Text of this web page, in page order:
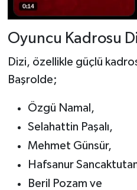
Oyuncu Kadrosu
Dizi, özellikle güçlü
Başrolde;
Özgü Namal,
Selahattin Paşalı,
Mehmet Günsür,
Hafsanur
Beril Pozam ve